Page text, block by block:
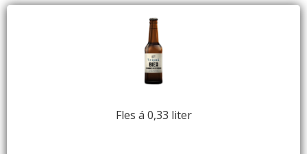
Fles á 0,33 liter